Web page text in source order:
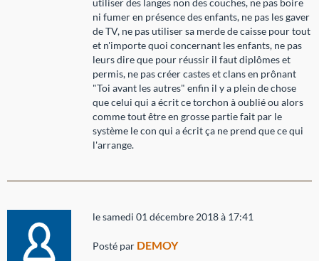
utiliser des langes non des couches, ne pas boire
ni fumer en présence des enfants, ne pas les gaver
de TV, ne pas utiliser sa merde de caisse pour tout
et n'importe quoi concernant les enfants, ne pas
leurs dire que pour réussir il faut diplômes et
permis, ne pas créer castes et clans en prônant
"Toi avant les autres" enfin il y a plein de chose
que celui qui a écrit ce torchon à oublié ou alors
comme tout être en grosse partie fait par le
système le con qui a écrit ça ne prend que ce qui
l'arrange.
le samedi 01 décembre 2018 à 17:41
Posté par DEMOY